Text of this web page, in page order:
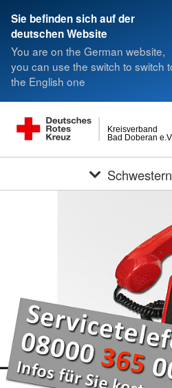
Sie befinden sich auf der
deutschen Website
You are on the German website,
you can use the switch to switch
the English one
Bad Doberan
Kreisverband